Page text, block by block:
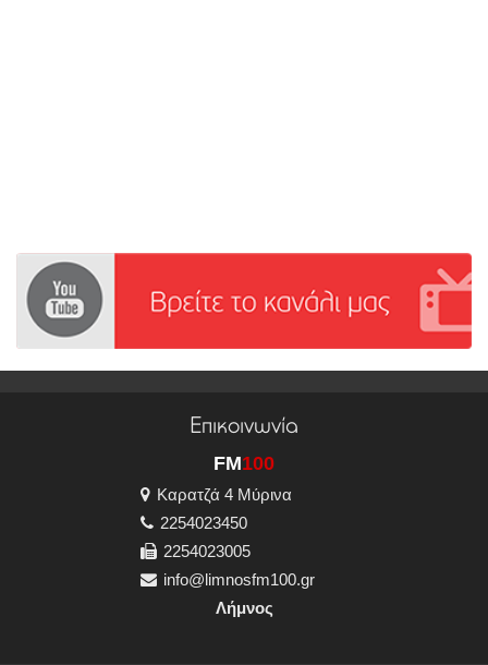
Επικοινωνία
FM100
Καρατζά 4 Μύρινα
2254023450
2254023005
info@limnosfm100.gr
Λήμνος